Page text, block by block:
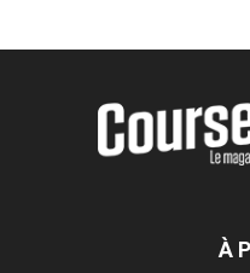
À